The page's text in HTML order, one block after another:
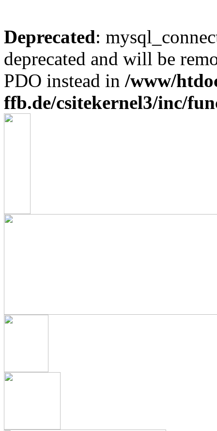
Deprecated:
deprecated and will be
PDO instead in /www/
ffb.de/csitekernel3/inc/